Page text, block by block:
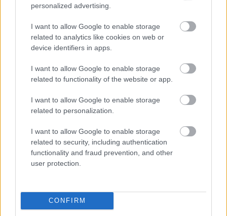
personalized advertising.
I want to allow Google to enable storage
related to analytics like cookies on web or
device identifiers in apps.
I want to allow Google to enable storage
related to functionality of the website or app.
I want to allow Google to enable storage
related to personalization.
I want to allow Google to enable storage
related to security, including authentication
functionality and fraud prevention, and other
user protection.
CONFIRM
Közel 20 percen át csodálhatjuk a Nioh 3
játékmenetének részleteit
A Team Ninja rendkívül részletes betekintést engedett
februárban érkező játékába.